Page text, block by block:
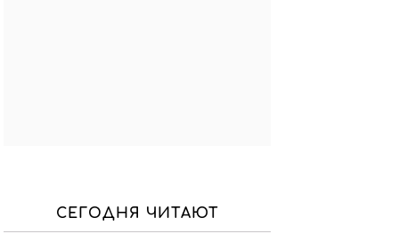
СЕГОДНЯ ЧИТАЮТ